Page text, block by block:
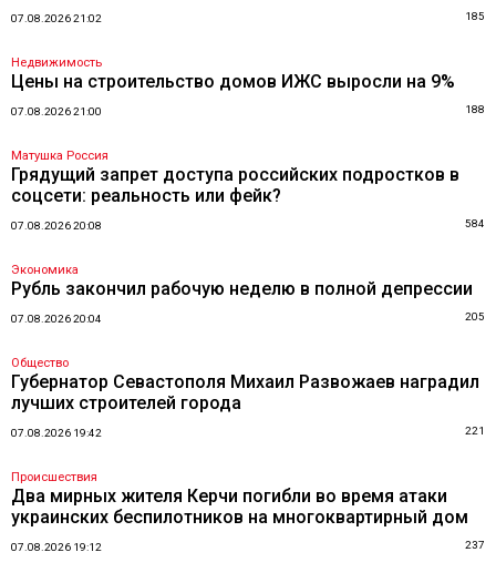
07.08.2026 21:02 185
Недвижимость
Цены на строительство домов ИЖС выросли на 9%
07.08.2026 21:00 188
Матушка Россия
Грядущий запрет доступа российских подростков в
соцсети: реальность или фейк?
07.08.2026 20:08 584
Экономика
Рубль закончил рабочую неделю в полной депрессии
07.08.2026 20:04 205
Общество
Губернатор Севастополя Михаил Развожаев наградил
лучших строителей города
07.08.2026 19:42 221
Происшествия
Два мирных жителя Керчи погибли во время атаки
украинских беспилотников на многоквартирный дом
07.08.2026 19:12 237